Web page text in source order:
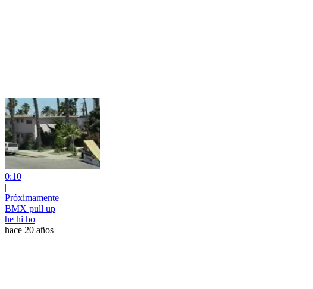
0:10
|
Próximamente
BMX pull up
he hi ho
hace 20 años